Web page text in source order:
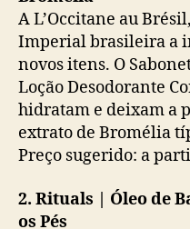
A L’Occitane au
Imperial brasileira a
novos itens. O
Loção Desodorante
hidratam e deixam a
extrato de Bromélia
Preço sugerido: a
2. Rituals | Óleo de
os Pés